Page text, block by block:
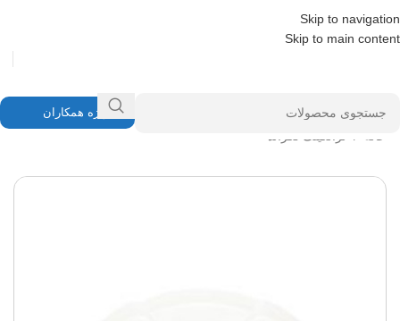
Skip to navigation
Skip to main content
ویژه همکاران